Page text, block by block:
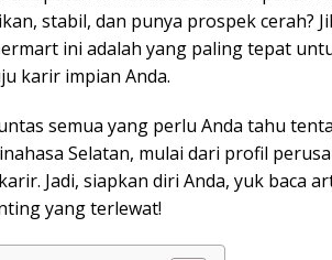
stabil, dan punya prospek cerah?
ini adalah yang paling tepat
karir impian Anda.
semua yang perlu Anda tahu
Selatan, mulai dari profil
Jadi, siapkan diri Anda, yuk baca
yang terlewat!